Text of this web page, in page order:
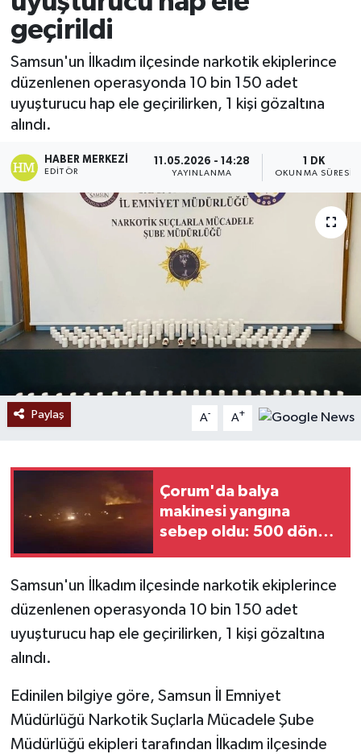
geçirildi
Samsun'un İlkadım ilçesinde narkotik ekiplerince
düzenlenen operasyonda 10 bin 150 adet
uyuşturucu hap ele geçirilirken, 1 kişi gözaltına
alındı.
HABER MERKEZI
EDITÖR
11.05.2026 - 14:28
YAYINLANMA
1 DK
OKUNMA SÜRESI
Paylaş A- A+
Çorum'da balya
makinesi yangına
sebep oldu: 500 dönüm
Samsun'un İlkadım ilçesinde narkotik ekiplerince
düzenlenen operasyonda 10 bin 150 adet
uyuşturucu hap ele geçirilirken, 1 kişi gözaltına
alındı.
Edinilen bilgiye göre, Samsun İl Emniyet
Müdürlüğü Narkotik Suçlarla Mücadele Şube
Müdürlüğü ekipleri tarafından İlkadım ilçesinde
Ekonomi
Sağlık
Tokat Haber